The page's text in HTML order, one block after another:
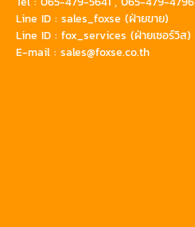
Line ID : sales_foxse (ฝ่ายขาย)
Line ID : fox_services (ฝ่ายเซอร์วิส)
E-mail : sales@foxse.co.th